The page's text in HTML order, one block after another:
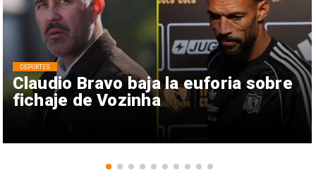
Claudio Bravo baja la euforia sobre
fichaje de Vozinha
DEPORTES